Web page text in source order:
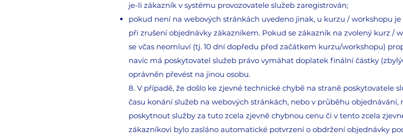
je-li zákazník v systému provozovatele služeb zaregistrován;
pokud není na webových stránkách uvedeno jinak, u kurzu / workshopu je
při zrušení objednávky zákazníkem. Pokud se zákazník na zvolený kurz /
se včas neomluví (tj. 10 dní dopředu před začátkem kurzu/workshopu)
navíc má poskytovatel služeb právo vymáhat doplatek finální částky
oprávněn převést na jinou osobu.
8. V případě, že došlo ke zjevné technické chybě na straně poskytovatele
času konání služeb na webových stránkách, nebo v průběhu
poskytnout služby za tuto zcela zjevně chybnou cenu či v tento zcela
zákazníkovi bylo zasláno automatické potvrzení o obdržení objednávky